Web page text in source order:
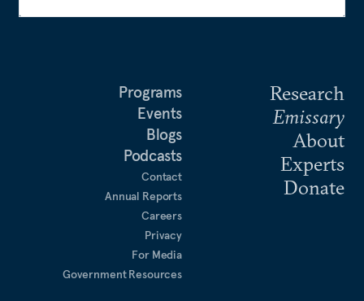
Research
Emissary
About
Experts
Donate
Programs
Events
Blogs
Podcasts
Contact
Annual Reports
Careers
Privacy
For Media
Government Resources